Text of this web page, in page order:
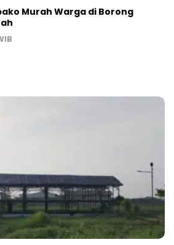
Murah Warga di Borong